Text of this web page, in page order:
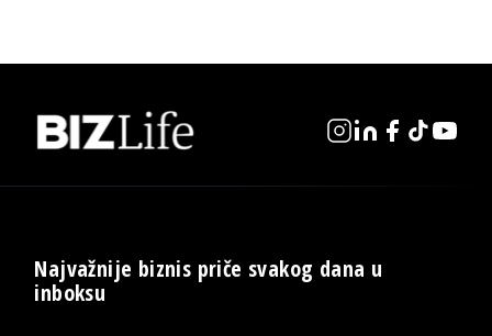
Najvažnije biznis priče svakog dana u
inboksu